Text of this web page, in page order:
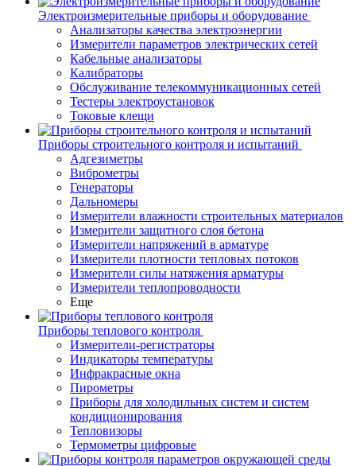
Электроизмерительные приборы и оборудование
Анализаторы качества электроэнергии
Измерители параметров электрических сетей
Кабельные анализаторы
Калибраторы
Обслуживание телекоммуникационных сетей
Тестеры электроустановок
Токовые клещи
Приборы строительного контроля и испытаний
Адгезиметры
Виброметры
Генераторы
Дальномеры
Измерители влажности строительных материалов
Измерители защитного слоя бетона
Измерители напряжений в арматуре
Измерители плотности тепловых потоков
Измерители силы натяжения арматуры
Измерители теплопроводности
Еще
Приборы теплового контроля
Измерители-регистраторы
Индикаторы температуры
Инфракрасные окна
Пирометры
Приборы для холодильных систем и систем
кондиционирования
Тепловизоры
Термометры цифровые